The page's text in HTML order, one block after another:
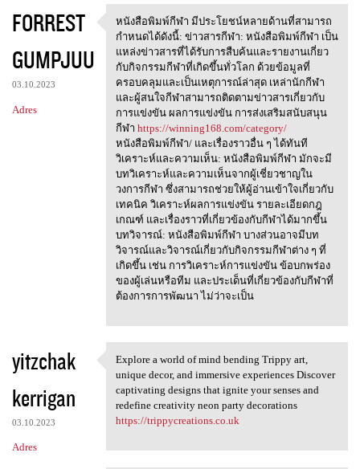
K
o
m
e
n
FORREST
GUMPJUU
03.10.2023
Adres
หนังสือพิมพ์กีฬา
หนังสือพิมพ์กีฬา มีประโยชน์หลายด้านที่สามารถ
กำหนดได้ดังนี้: ข่าวสารกีฬา: หนังสือพิมพ์กีฬา เป็น
แหล่งข่าวสารที่ได้รับการสืบค้นและรายงานเกี่ยว
กับกิจกรรมกีฬาที่เกิดขึ้นทั่วโลก ด้วยข้อมูลที่
ครอบคลุมและเป็นเหตุการณ์ล่าสุด เหล่านักกีฬา
และผู้สนใจกีฬาสามารถติดตามข่าวสารเกี่ยวกับ
การแข่งขัน ผลการแข่งขัน การส่งเสริมสนับสนุน
กีฬา https://winning168.com/category/
หนังสือพิมพ์กีฬา/ และเรื่องราวอื่น ๆ ได้ทันที
วิเคราะห์และความเห็น: หนังสือพิมพ์กีฬา มักจะมี
บทวิเคราะห์และความเห็นจากผู้เชี่ยวชาญใน
วงการกีฬา ซึ่งสามารถช่วยให้ผู้อ่านเข้าใจเกี่ยวกับ
เทคนิค วิเคราะห์ผลการแข่งขัน รายละเอียดกฎ
เกณฑ์ และเรื่องราวที่เกี่ยวข้องกับกีฬาได้มากขึ้น
บทวิจารณ์: หนังสือพิมพ์กีฬา บางส่วนอาจมีบท
วิจารณ์และวิจารณ์เกี่ยวกับกิจกรรมกีฬาต่าง ๆ ที่
เกิดขึ้น เช่น การวิเคราะห์การแข่งขัน ข้อบกพร่อง
ของผู้เล่นหรือทีม และประเด็นที่เกี่ยวข้องกับกีฬาที่
ต้องการการพัฒนา ไม่ว่าจะเป็น
yitzchak
kerrigan
03.10.2023
Adres
Explore a world of mind
Explore a world of mind bending Trippy art,
unique decor, and immersive experiences Discover
captivating designs that ignite your senses and
redefine creativity neon party decorations
https://trippycreations.co.uk